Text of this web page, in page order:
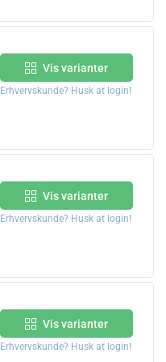
Vis varianter
Erhvervskunde? Husk at login!
Vis varianter
Erhvervskunde? Husk at login!
Vis varianter
Erhvervskunde? Husk at login!